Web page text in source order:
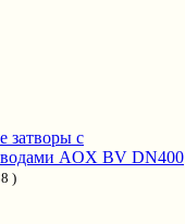
затворы с
AOX BV DN400
)